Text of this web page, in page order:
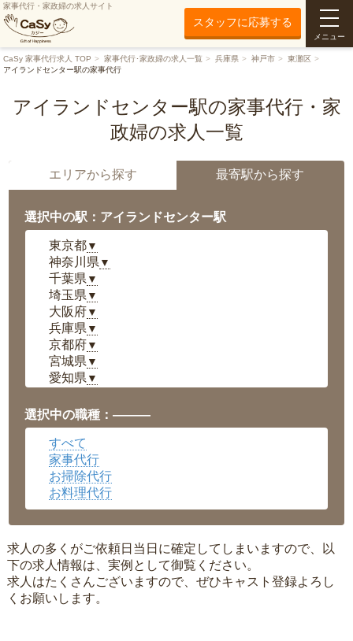
家事代行・家政婦の求人サイト
スタッフに応募する
メニュー
CaSy 家事代行求人 TOP 家事代行･家政婦の求人一覧 兵庫県 神戸市
東灘区
アイランドセンター駅の家事代行
アイランドセンター駅の家事代行・家
政婦の求人一覧
エリアから探す 最寄駅から探す
選択中の駅：アイランドセンター駅
東京都▼
神奈川県 ▼
千葉県 ▼
埼玉県 ▼
大阪府▼
兵庫県 ▼
京都府▼
宮城県 ▼
愛知県 ▼
岡山県▼
広島県▼
沖縄県
選択中の職種：———
すべて
家事代行
お掃除代行
お料理代行
求人の多くがご依頼日当日に確定してしまいますので、以
下の求人情報は、実例として御覧ください。
求人はたくさんございますので、ぜひキャスト登録よろし
くお願いします。